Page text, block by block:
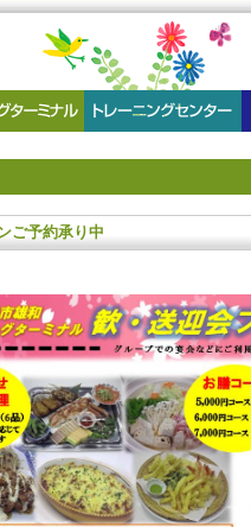
ご予約承り中